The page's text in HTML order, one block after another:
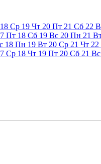
18 Ср 19 Чт 20 Пт 21 Сб 22
Пт 18 Сб 19 Вс 20 Пн 21
18 Пн 19 Вт 20 Ср 21 Чт 22
Ср 18 Чт 19 Пт 20 Сб 21 Вс